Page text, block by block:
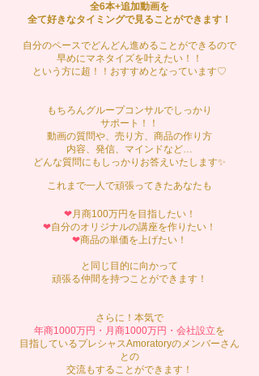
全6本+追加動画を
全て好きなタイミングで見ることができます！
自分のペースでどんどん進めることができるので
早めにマネタイズを叶えたい！！
という方に超！！おすすめとなっています♡
もちろんグループコンサルでしっかり
サポート！！
動画の質問や、売り方、商品の作り方
内容、発信、マインドなど…
どんな質問にもしっかりお答えいたします✨
これまで一人で頑張ってきたあなたも
❤︎月商100万円を目指したい！
❤︎自分のオリジナルの講座を作りたい！
❤︎商品の単価を上げたい！
と同じ目的に向かって
頑張る仲間を持つことができます！
さらに！本気で
年商1000万円・月商1000万円・会社設立を
目指しているプレシャスAmoratoryのメンバーさん
との
交流もすることができます！